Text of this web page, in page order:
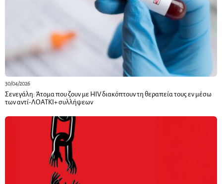
30/04/2026
Σενεγάλη: Άτομα που ζουν με HIV διακόπτουν τη θεραπεία τους εν μέσω
των αντί-ΛΟΑΤΚΙ+ συλλήψεων